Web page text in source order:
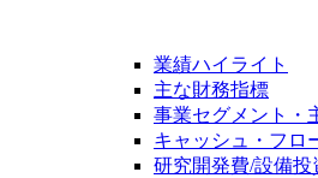
業績ハイライト
主な財務指標
事業セグメント・
キャッシュ・フロ
研究開発費/設備投